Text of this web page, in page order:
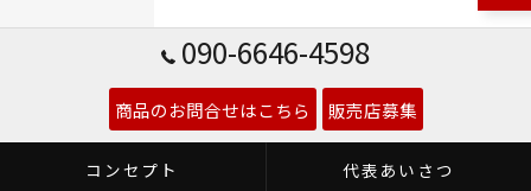
090-6646-4598
商品のお問合せはこちら 販売店募集
コンセプト 代表あいさつ